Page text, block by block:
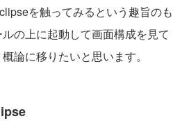
を触ってみるという趣旨のも
の上に起動して画面構成を見て
論に移りたいと思います。